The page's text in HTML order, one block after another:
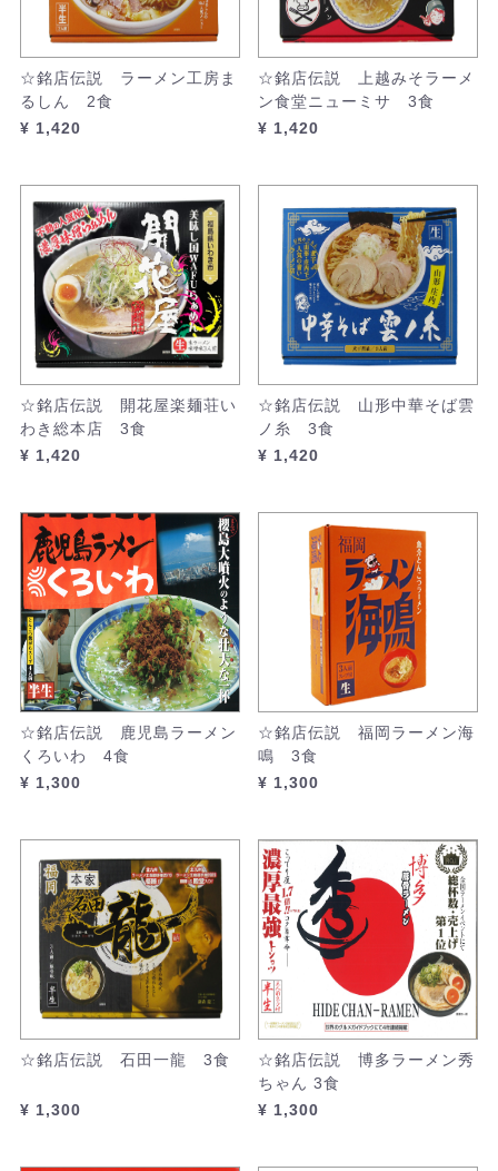
☆銘店伝説 ラーメン工房ま
るしん 2食
¥ 1,420
☆銘店伝説 上越みそラーメ
ン食堂ニューミサ 3食
¥ 1,420
☆銘店伝説 開花屋楽麺荘い
わき総本店 3食
¥ 1,420
☆銘店伝説 山形中華そば雲
ノ糸 3食
¥ 1,420
☆銘店伝説 鹿児島ラーメン
くろいわ 4食
¥ 1,300
☆銘店伝説 福岡ラーメン海
鳴 3食
¥ 1,300
☆銘店伝説 石田一龍 3食
¥ 1,300
☆銘店伝説 博多ラーメン秀
ちゃん 3食
¥ 1,300